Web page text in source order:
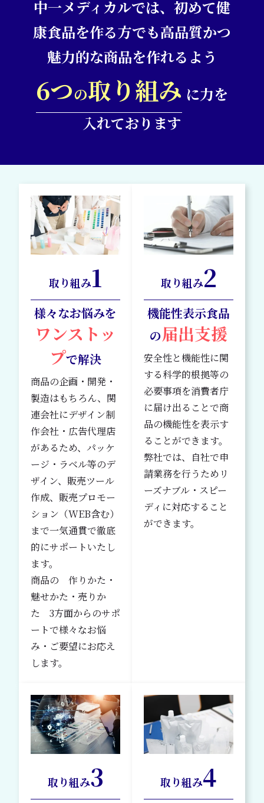
中一メディカルでは、初めて健
康食品を作る方でも高品質かつ
魅力的な商品を作れるよう
6つの取り組み に力を
入れております
取り組み1
様々なお悩みを
ワンストッ
プで解決
商品の企画・開発・
製造はもちろん、関
連会社にデザイン制
作会社・広告代理店
があるため、パッケ
ージ・ラベル等のデ
ザイン、販売ツール
作成、販売プロモー
ション（WEB含む）
まで一気通貫で徹底
的にサポートいたし
ます。
商品の 作りかた・
魅せかた・売りか
た 3方面からのサポ
ートで様々なお悩
み・ご要望にお応え
します。
取り組み2
機能性表示食品
の届出支援
安全性と機能性に関
する科学的根拠等の
必要事項を消費者庁
に届け出ることで商
品の機能性を表示す
ることができます。
弊社では、自社で申
請業務を行うためリ
ーズナブル・スピー
ディに対応すること
ができます。
取り組み3 取り組み4